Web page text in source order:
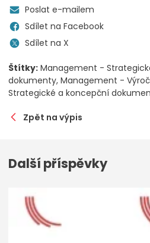
Poslat e-mailem
Sdílet na Facebook
Sdílet na X
Štítky: Management -
dokumenty Management -
Strategické a koncepční
Zpět na výpis
Další příspěvky